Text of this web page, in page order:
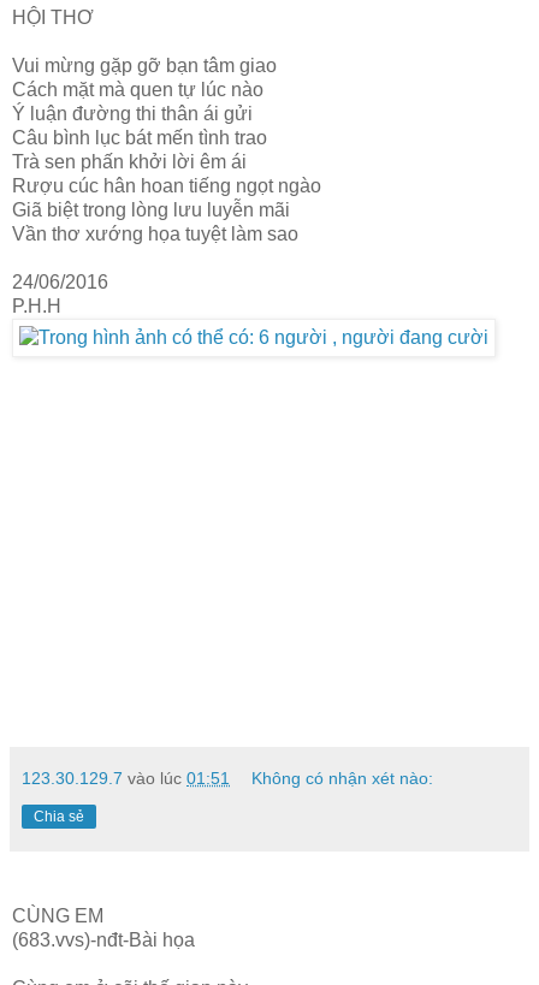
HỘI THƠ
Vui mừng gặp gỡ bạn tâm giao
Cách mặt mà quen tự lúc nào
Ý luận đường thi thân ái gửi
Câu bình lục bát mến tình trao
Trà sen phấn khởi lời êm ái
Rượu cúc hân hoan tiếng ngọt ngào
Giã biệt trong lòng lưu luyễn mãi
Vần thơ xướng họa tuyệt làm sao
24/06/2016
P.H.H
123.30.129.7 vào lúc 01:51 Không có nhận xét nào:
Chia sẻ
CÙNG EM
(683.vvs)-nđt-Bài họa